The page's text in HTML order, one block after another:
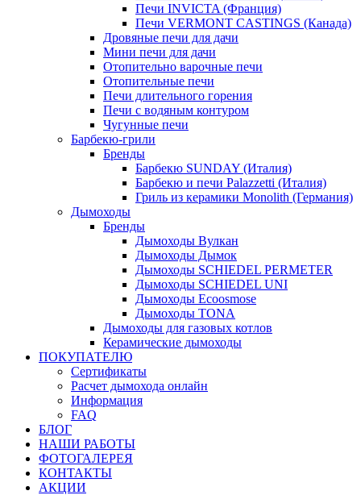
Печи INVICTA (Франция)
Печи VERMONT CASTINGS (Канада)
Дровяные печи для дачи
Мини печи для дачи
Отопительно варочные печи
Отопительные печи
Печи длительного горения
Печи с водяным контуром
Чугунные печи
Барбекю-грили
Бренды
Барбекю SUNDAY (Италия)
Барбекю и печи Palazzetti (Италия)
Гриль из керамики Monolith (Германия)
Дымоходы
Бренды
Дымоходы Вулкан
Дымоходы Дымок
Дымоходы SCHIEDEL PERMETER
Дымоходы SCHIEDEL UNI
Дымоходы Ecoosmose
Дымоходы TONA
Дымоходы для газовых котлов
Керамические дымоходы
ПОКУПАТЕЛЮ
Сертификаты
Расчет дымохода онлайн
Информация
FAQ
БЛОГ
НАШИ РАБОТЫ
ФОТОГАЛЕРЕЯ
КОНТАКТЫ
АКЦИИ